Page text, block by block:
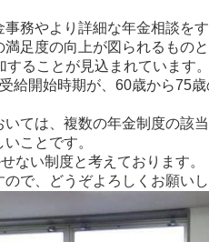
務やより詳細な年金相談を
足度の向上が図られるもの
ることが見込まれています
開始時期が、60歳から75
ては、複数の年金制度の該
ことです。
ない制度と考えております。
で、どうぞよろしくお願い